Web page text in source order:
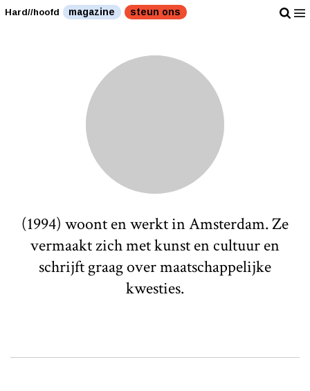
Hard//hoofd magazine steun ons
(1994) woont en werkt in Amsterdam. Ze
vermaakt zich met kunst en cultuur en
schrijft graag over maatschappelijke
kwesties.